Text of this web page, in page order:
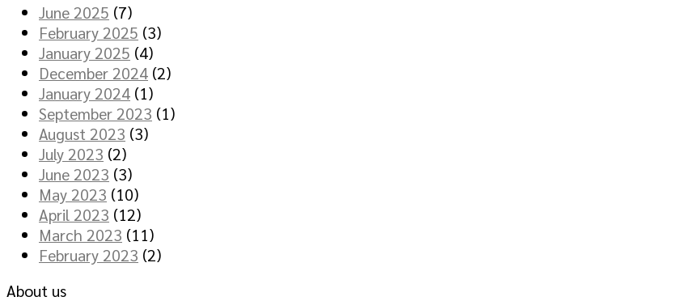
June 2025 (7)
February 2025 (3)
January 2025 (4)
December 2024 (2)
January 2024 (1)
September 2023 (1)
August 2023 (3)
July 2023 (2)
June 2023 (3)
May 2023 (10)
April 2023 (12)
March 2023 (11)
February 2023 (2)
About us